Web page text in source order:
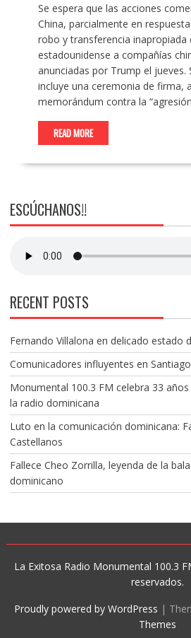
Se espera que las acciones
China, parcialmente en
robo y transferencia inapropiada
estadounidense a compañías
anunciadas por Trump el jueves.
incluye una ceremonia de firma,
memorándum contra la
READ MORE
ESCÚCHANOS!!
RECENT POSTS
Fernando Villalona en delicado estado
Comunicadores influyentes en
Monumental 100.3 FM celebra 33
la radio dominicana
Luto en la comunicación dominicana:
Castellanos
Fallece Cheo Zorrilla, leyenda de la
dominicano
La Exitosa Radio Monumental 100.3
reservados.
Proudly powered by WordPress |
Themes